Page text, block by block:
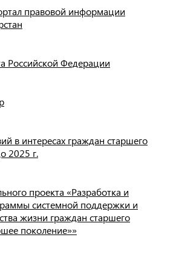
правовой информации
Российской Федерации
в интересах граждан старшего
2025 г.
проекта «Разработка и
системной поддержки и
жизни граждан старшего
поколение»»